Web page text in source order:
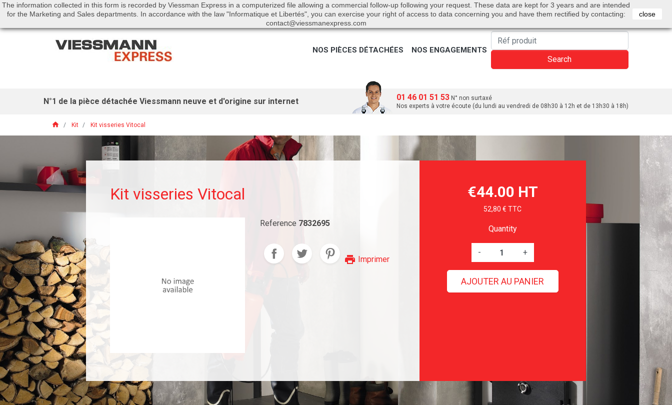
Call us:01 46 01 51 53 English Bienvenue Sign in 0 Cart
NOS PIÈCES DÉTACHÉES NOS ENGAGEMENTS
Search
N°1 de la pièce détachée Viessmann neuve et d'origine sur internet 01 46 01 51 53 N° non surtaxé
Nos experts à votre écoute (du lundi au vendredi de 08h30 à 12h et de 13h30 à 18h)
home Kit Kit visseries Vitocal
Kit visseries Vitocal
Reference 7832695
print Imprimer
€44.00 HT
52,80 € TTC
Quantity
- +
AJOUTER AU PANIER
The information collected in this form is recorded by Viessman Express in a computerized file allowing a commercial follow-up following your request. These data are kept for 3 years and are intended
for the Marketing and Sales departments. In accordance with the law "Informatique et Libertés", you can exercise your right of access to data concerning you and have them rectified by contacting:
contact@viessmanexpress.com
close